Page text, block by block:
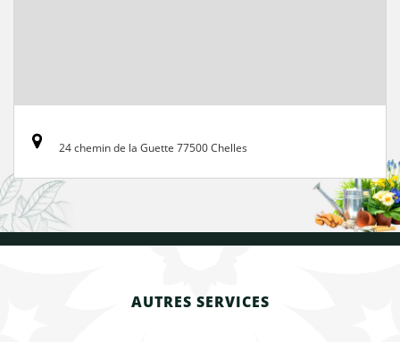
24 chemin de la Guette 77500 Chelles
AUTRES SERVICES